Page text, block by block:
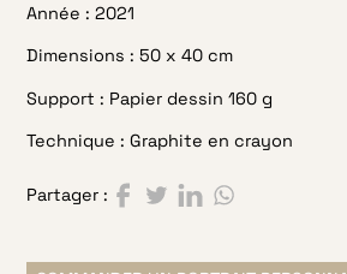
Année : 2021
Dimensions : 50 x 40 cm
Support : Papier dessin 160 g
Technique : Graphite en crayon
Partager :